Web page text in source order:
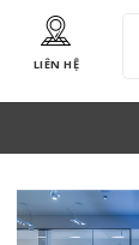
LIÊN HỆ